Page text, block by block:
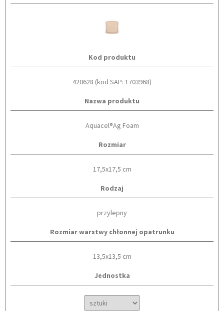
Kod produktu
420628 (kod SAP: 1703968)
Nazwa produktu
Aquacel®Ag Foam
Rozmiar
17,5x17,5 cm
Rodzaj
przylepny
Rozmiar warstwy chłonnej opatrunku
13,5x13,5 cm
Jednostka